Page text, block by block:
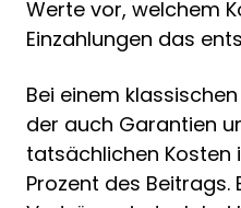
Werte vor, welchem
Einzahlungen das
Bei einem
der auch Garantien
tatsächlichen Kosten
Prozent des